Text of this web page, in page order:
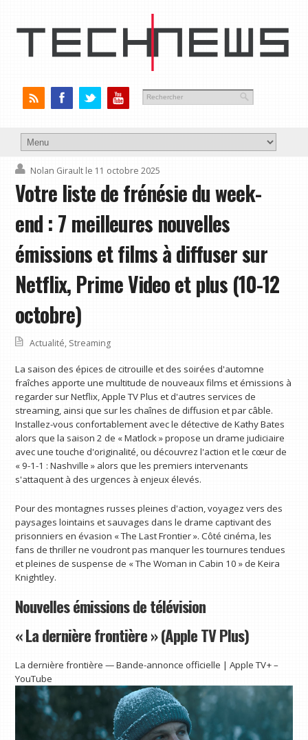
Nolan Girault le 11 octobre 2025
Votre liste de frénésie du week-
end : 7 meilleures nouvelles
émissions et films à diffuser sur
Netflix, Prime Video et plus (10-12
octobre)
Actualité, Streaming
La saison des épices de citrouille et des soirées d'automne
fraîches apporte une multitude de nouveaux films et émissions à
regarder sur Netflix, Apple TV Plus et d'autres services de
streaming, ainsi que sur les chaînes de diffusion et par câble.
Installez-vous confortablement avec le détective de Kathy Bates
alors que la saison 2 de « Matlock » propose un drame judiciaire
avec une touche d'originalité, ou découvrez l'action et le cœur de
« 9-1-1 : Nashville » alors que les premiers intervenants
s'attaquent à des urgences à enjeux élevés.
Pour des montagnes russes pleines d'action, voyagez vers des
paysages lointains et sauvages dans le drame captivant des
prisonniers en évasion « The Last Frontier ». Côté cinéma, les
fans de thriller ne voudront pas manquer les tournures tendues
et pleines de suspense de « The Woman in Cabin 10 » de Keira
Knightley.
Nouvelles émissions de télévision
« La dernière frontière » (Apple TV Plus)
La dernière frontière — Bande-annonce officielle | Apple TV+ –
YouTube